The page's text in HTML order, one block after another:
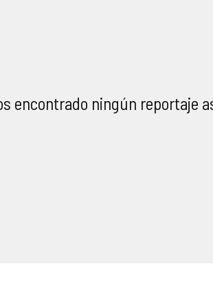
encontrado ningún reportaje